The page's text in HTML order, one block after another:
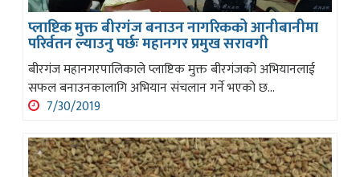
प्लाष्टिक मुक्त बीरगंज बनाउन नागरिकको आनीबानीमा
परिर्वतन ल्याउनु पर्छः महानगर प्रमुख सरावगी
बीरगंज महानगरपालिकाले प्लाष्टिक मुक्त बीरगंजको अभियानलाई
सफल बनाउनकालागि अभियान संचलान गर्ने भएको छ...
7/30/2019